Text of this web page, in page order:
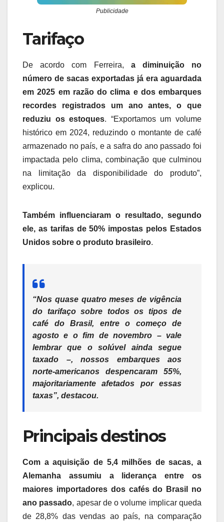
Publicidade
Tarifaço
De acordo com Ferreira, a diminuição no
número de sacas exportadas já era aguardada
em 2025 em razão do clima e dos embarques
recordes registrados um ano antes, o que
reduziu os estoques. “Exportamos um volume
histórico em 2024, reduzindo o montante de café
armazenado no país, e a safra do ano passado foi
impactada pelo clima, combinação que culminou
na limitação da disponibilidade do produto”,
explicou.
Também influenciaram o resultado, segundo
ele, as tarifas de 50% impostas pelos Estados
Unidos sobre o produto brasileiro.
“Nos quase quatro meses de vigência
do tarifaço sobre todos os tipos de
café do Brasil, entre o começo de
agosto e o fim de novembro – vale
lembrar que o solúvel ainda segue
taxado –, nossos embarques aos
norte-americanos despencaram 55%,
majoritariamente afetados por essas
taxas”, destacou.
Principais destinos
Com a aquisição de 5,4 milhões de sacas, a
Alemanha assumiu a liderança entre os
maiores importadores dos cafés do Brasil no
ano passado, apesar de o volume implicar queda
de 28,8% das vendas ao país, na comparação